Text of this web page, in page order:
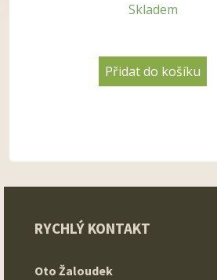
Skladem
Přidat do košíku
RYCHLÝ KONTAKT
Oto Žaloudek